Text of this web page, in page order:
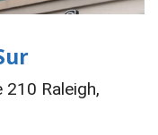
210 Raleigh,